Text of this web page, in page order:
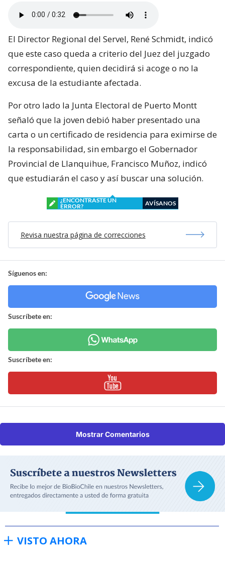
El Director Regional del Servel, René Schmidt, indicó
que este caso queda a criterio del Juez del juzgado
correspondiente, quien decidirá si acoge o no la
excusa de la estudiante afectada.
Por otro lado la Junta Electoral de Puerto Montt
señaló que la joven debió haber presentado una
carta o un certificado de residencia para eximirse de
la responsabilidad, sin embargo el Gobernador
Provincial de Llanquihue, Francisco Muñoz, indicó
que estudiarán el caso y así buscar una solución.
¿ENCONTRASTE UN
ERROR?
AVÍSANOS
Revisa nuestra página de correcciones
Síguenos en:
Suscríbete en:
Suscríbete en:
Mostrar Comentarios
VISTO AHORA